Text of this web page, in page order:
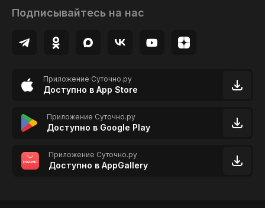
Подписывайтесь на нас
Приложение Суточно.ру
Доступно в App Store
Приложение Суточно.ру
Доступно в Google Play
Приложение Суточно.ру
Доступно в AppGallery